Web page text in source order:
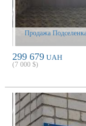
Продажа
299 679 UAH
(7 000 $)